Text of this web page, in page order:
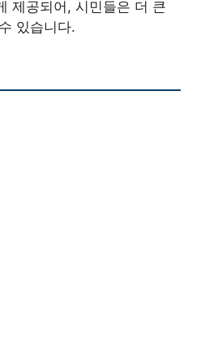
제공되어, 시민들은 더 큰
있습니다.